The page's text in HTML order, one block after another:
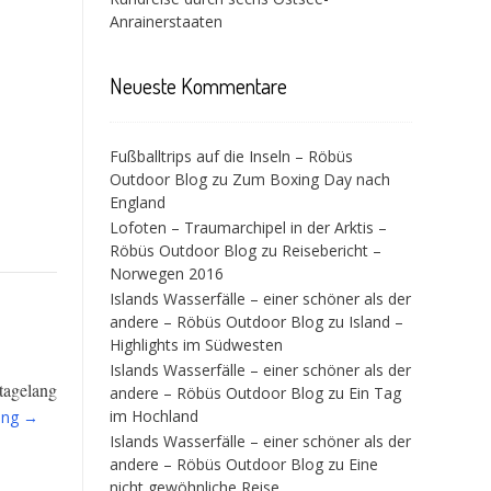
“Aktiv
→
Anrainerstaaten
Neueste Kommentare
Fußballtrips auf die Inseln – Röbüs
Outdoor Blog zu Zum Boxing Day nach
England
Lofoten – Traumarchipel in der Arktis –
Röbüs Outdoor Blog zu Reisebericht –
Norwegen 2016
Islands Wasserfälle – einer schöner als der
andere – Röbüs Outdoor Blog zu Island –
Highlights im Südwesten
Islands Wasserfälle – einer schöner als der
andere – Röbüs Outdoor Blog zu Ein Tag
im Hochland
Islands Wasserfälle – einer schöner als der
andere – Röbüs Outdoor Blog zu Eine